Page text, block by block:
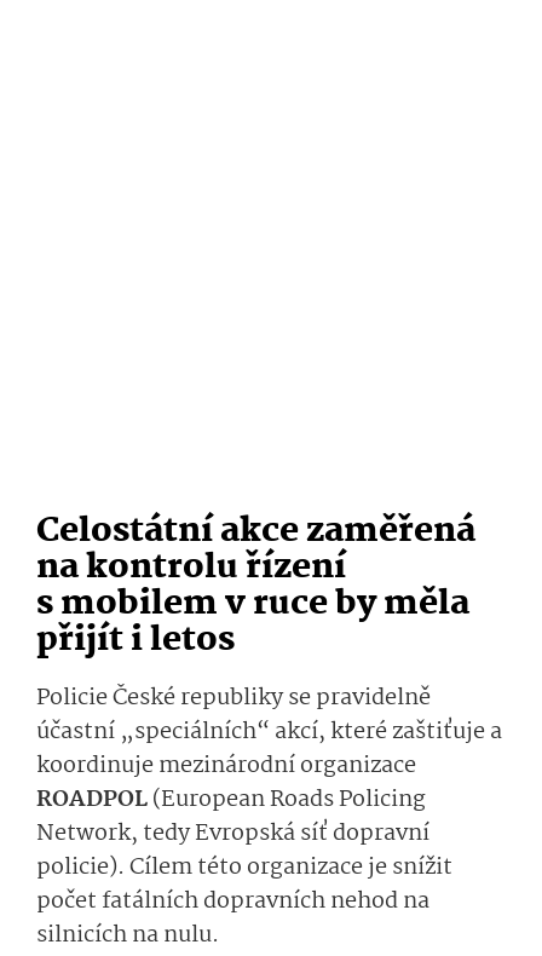
Celostátní akce zaměřená
na kontrolu řízení
s mobilem v ruce by měla
přijít i letos
Policie České republiky se pravidelně
účastní „speciálních“ akcí, které zaštiťuje a
koordinuje mezinárodní organizace
ROADPOL(European Roads Policing
Network, tedy Evropská síť dopravní
policie). Cílem této organizace je snížit
počet fatálních dopravních nehod na
silnicích na nulu.